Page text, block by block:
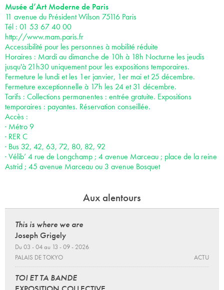
Musée d’Art Moderne de Paris
11 avenue du Président Wilson 75116 Paris
Tél : 01 53 67 40 00
http://www.mam.paris.fr
Accessibilité pour les personnes à mobilité réduite
Horaires : Mardi au dimanche de 10h à 18h Nocturne les jeudis
jusqu'à 21h30 uniquement pour les expositions temporaires.
Fermeture le lundi et les 1er janvier, 1er mai et 25 décembre.
Fermeture exceptionnelle à 17h les 24 et 31 décembre.
Tarifs : Collections permanentes : entrée gratuite. Expositions
temporaires : payantes. Réservation conseillée.
Accès :
· Métro 9
· RER C
· Bus 32, 42, 63, 72, 80, 82, 92
· Vélib’ 4 rue de Longchamp ; 4 avenue Marceau ; place de la reine
Astrid ; 45 avenue Marceau ou 3 avenue Bosquet
Aux alentours
This is where we are
Joseph Grigely
Du 03 - 04 au 13 - 09 - 2026
PALAIS DE TOKYO
ACTU
TOI ET TA BANDE